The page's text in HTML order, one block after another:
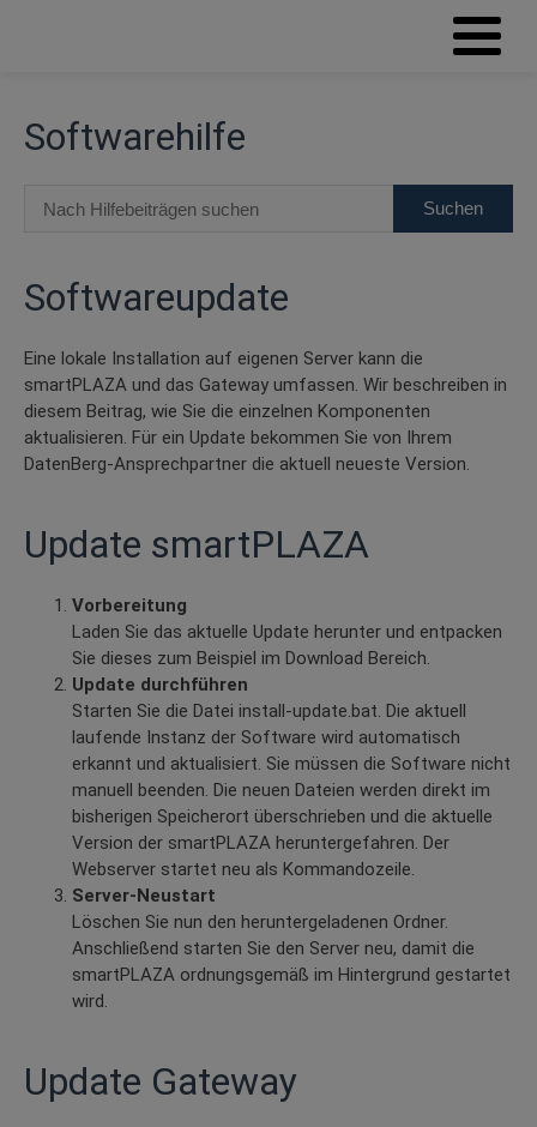
Softwarehilfe
Softwareupdate
Eine lokale Installation auf eigenen Server kann die
smartPLAZA und das Gateway umfassen. Wir beschreiben in
diesem Beitrag, wie Sie die einzelnen Komponenten
aktualisieren. Für ein Update bekommen Sie von Ihrem
DatenBerg-Ansprechpartner die aktuell neueste Version.
Update smartPLAZA
Vorbereitung
Laden Sie das aktuelle Update herunter und entpacken
Sie dieses zum Beispiel im Download Bereich.
Update durchführen
Starten Sie die Datei install-update.bat. Die aktuell
laufende Instanz der Software wird automatisch
erkannt und aktualisiert. Sie müssen die Software nicht
manuell beenden. Die neuen Dateien werden direkt im
bisherigen Speicherort überschrieben und die aktuelle
Version der smartPLAZA heruntergefahren. Der
Webserver startet neu als Kommandozeile.
Server-Neustart
Löschen Sie nun den heruntergeladenen Ordner.
Anschließend starten Sie den Server neu, damit die
smartPLAZA ordnungsgemäß im Hintergrund gestartet
wird.
Update Gateway